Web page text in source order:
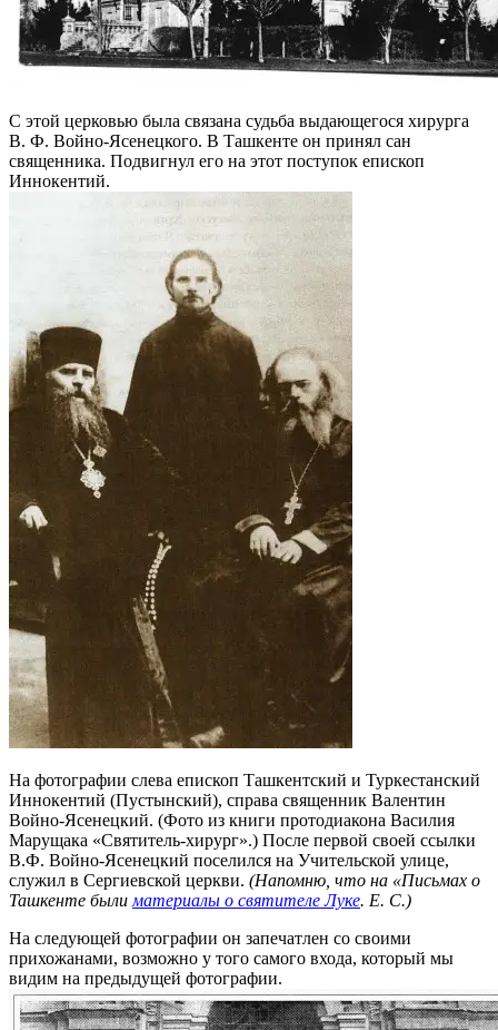
С этой церковью была связана судьба выдающегося хирурга
В. Ф. Войно-Ясенецкого. В Ташкенте он принял сан
священника. Подвигнул его на этот поступок епископ
Иннокентий.
На фотографии слева епископ Ташкентский и Туркестанский
Иннокентий (Пустынский), справа священник Валентин
Войно-Ясенецкий. (Фото из книги протодиакона Василия
Марущака «Святитель-хирург».) После первой своей ссылки
В.Ф. Войно-Ясенецкий поселился на Учительской улице,
служил в Сергиевской церкви. (Напомню, что на «Письмах о
Ташкенте были материалы о святителе Луке. Е. С.)
На следующей фотографии он запечатлен со своими
прихожанами, возможно у того самого входа, который мы
видим на предыдущей фотографии.